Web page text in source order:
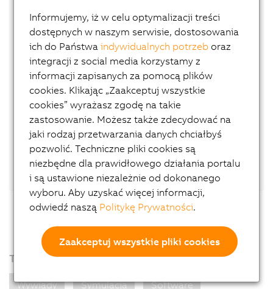
Cyfrowe bliźniaki bazują na modelach
symulacyjnych, którym przypisano wszystkie
cechy i funkcje prawdziwej maszyny – od
fizycznych właściwości użytych materiałów aż
do czujników maszyny, a także wszystkich
ruchów i właściwości dynamicznych
rzeczywistej maszyny. Niewydolność i awarie
mogą być wcześnie zidentyfikowane i
skorygowane w celu optymalizacji
dyspozycyjności i wydajności maszyny. Czytaj
więcej o korzyściach stosowaniasymulacji.
Tagi
Wywiady Symulacja Software
Informujemy, iż w celu optymalizacji treści
dostępnych w naszym serwisie, dostosowania
ich do Państwaindywidualnych potrzeb oraz
integracji z social media korzystamy z
informacji zapisanych za pomocą plików
cookies. Klikając „Zaakceptuj wszystkie
cookies” wyrażasz zgodę na takie
zastosowanie. Możesz także zdecydować na
jaki rodzaj przetwarzania danych chciałbyś
pozwolić. Techniczne pliki cookies są
niezbędne dla prawidłowego działania portalu
i są ustawione niezależnie od dokonanego
wyboru. Aby uzyskać więcej informacji,
odwiedź naszą Politykę Prywatności.
Zaakceptuj wszystkie pliki cookies